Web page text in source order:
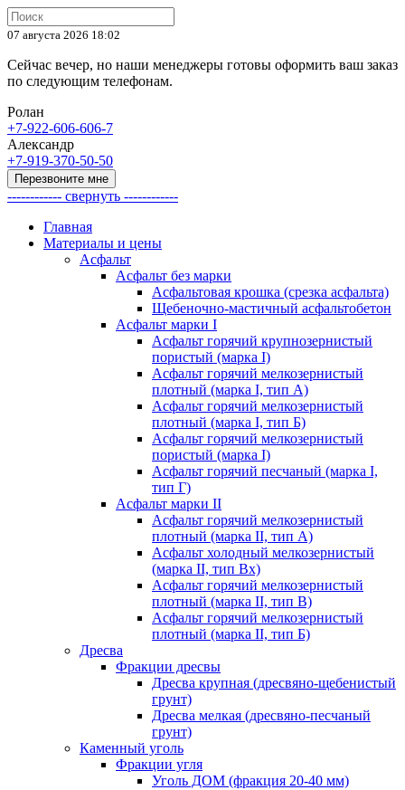
07 августа 2026 18:02
Cейчас вечер, но наши менеджеры готовы оформить ваш заказ
по следующим телефонам.
Ролан
+7-922-606-606-7
Александр
+7-919-370-50-50
Перезвоните мне
------------ свернуть ------------
Главная
Материалы и цены
Асфальт
Асфальт без марки
Асфальтовая крошка (срезка асфальта)
Щебеночно-мастичный асфальтобетон
Асфальт марки I
Асфальт горячий крупнозернистый
пористый (марка I)
Асфальт горячий мелкозернистый
плотный (марка I, тип А)
Асфальт горячий мелкозернистый
плотный (марка I, тип Б)
Асфальт горячий мелкозернистый
пористый (марка I)
Асфальт горячий песчаный (марка I,
тип Г)
Асфальт марки II
Асфальт горячий мелкозернистый
плотный (марка II, тип А)
Асфальт холодный мелкозернистый
(марка II, тип Вх)
Асфальт горячий мелкозернистый
плотный (марка II, тип В)
Асфальт горячий мелкозернистый
плотный (марка II, тип Б)
Дресва
Фракции дресвы
Дресва крупная (дресвяно-щебенистый
грунт)
Дресва мелкая (дресвяно-песчаный
грунт)
Каменный уголь
Фракции угля
Уголь ДОМ (фракция 20-40 мм)